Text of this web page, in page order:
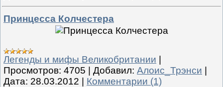
Принцесса Колчестера
Легенды и мифы Великобритании |
Просмотров: 4705 | Добавил: Алоис_Трэнси |
Дата: 28.03.2012 | Комментарии (1)